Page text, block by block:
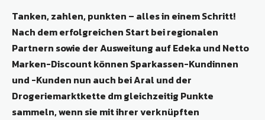
Tanken, zahlen, punkten – alles in einem Schritt!
Nach dem erfolgreichen Start bei regionalen
Partnern sowie der Ausweitung auf Edeka und Netto
Marken-Discount können Sparkassen-Kundinnen
und -Kunden nun auch bei Aral und der
Drogeriemarktkette dm gleichzeitig Punkte
sammeln, wenn sie mit ihrer verknüpften